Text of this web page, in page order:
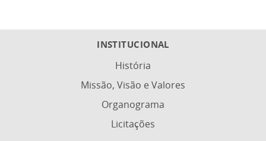
INSTITUCIONAL
História
Missão, Visão e Valores
Organograma
Licitações